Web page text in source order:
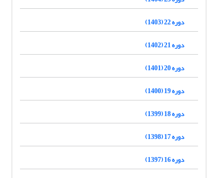
دوره 22 (1403)
دوره 21 (1402)
دوره 20 (1401)
دوره 19 (1400)
دوره 18 (1399)
دوره 17 (1398)
دوره 16 (1397)